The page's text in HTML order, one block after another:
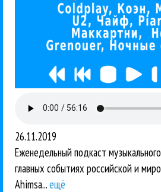
26.11.2019
Еженедельный подкаст
главных событиях российской и
Ahimsa...ещё